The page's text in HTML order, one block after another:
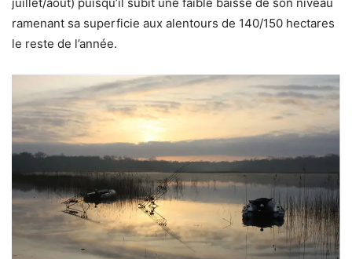
ramenant sa superficie aux alentours de 140/150 hectares
le reste de l’année.